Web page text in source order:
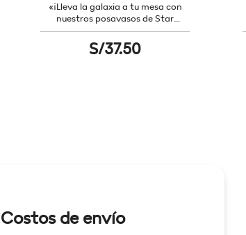
«¡Lleva la galaxia a tu mesa con
nuestros posavasos de Star
Wars!» 🌌🍹
S/37.50
Costos de envío